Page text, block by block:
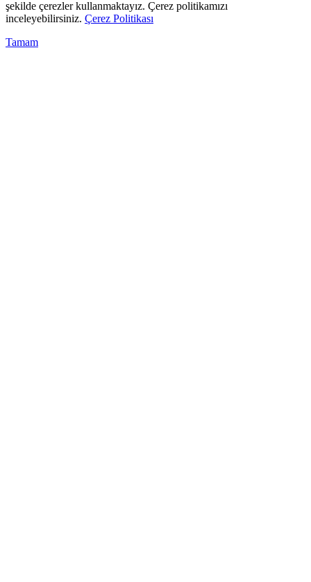
şekilde çerezler kullanmaktayız. Çerez politikamızı
inceleyebilirsiniz. Çerez Politikası
Tamam